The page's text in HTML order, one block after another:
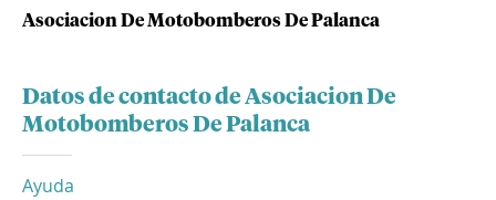
Asociacion De Motobomberos De Palanca
Datos de contacto de Asociacion De
Motobomberos De Palanca
Ayuda